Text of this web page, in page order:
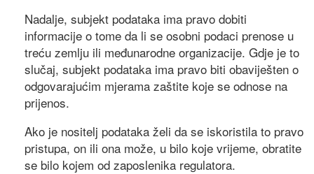
Nadalje, subjekt podataka ima pravo dobiti
informacije o tome da li se osobni podaci prenose u
treću zemlju ili međunarodne organizacije. Gdje je to
slučaj, subjekt podataka ima pravo biti obaviješten o
odgovarajućim mjerama zaštite koje se odnose na
prijenos.
Ako je nositelj podataka želi da se iskoristila to pravo
pristupa, on ili ona može, u bilo koje vrijeme, obratite
se bilo kojem od zaposlenika regulatora.